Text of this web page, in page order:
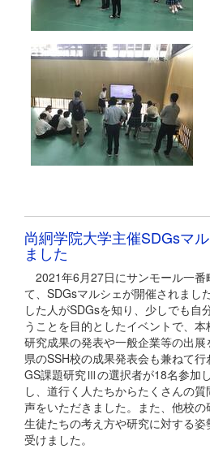
尚絅学院大学主催SDGsマ
ました
2021年6月27日にサンモール一番
て、SDGsマルシェが開催されまし
した人がSDGsを知り、少しでも自
うことを目的としたイベントで、
研究成果の発表や一般企業等の出
県のSSH校の成果発表会も兼ねて
GS課題研究Ⅲの選択者が18名参加
し、道行く人たちからたくさんの
声をいただきました。また、他校
生徒たちの考え方や研究に対する
受けました。